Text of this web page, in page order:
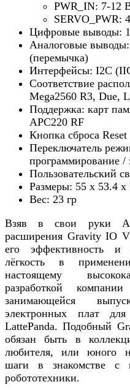
PWR_IN: 7-12
SERVO_PWR:
Цифровые выводы:
Аналоговые
(перемычка)
Интерфейсы: I2C
Соответствие
Mega2560 R3, Due,
Поддержка: карт
APC220 RF
Кнопка сброса Reset
Переключатель
программирование /
Пользовательский
Размеры: 55 х 53.4
Вес: 23 гр
Взяв в свои руки
расширения Gravity IO
его эффективность и
лёгкость в
настоящему
разработкой
занимающейся
электронных плат
LattePanda. Подобный
обязан быть в
любителя, или юного
шаги в знакомстве с
робототехники.